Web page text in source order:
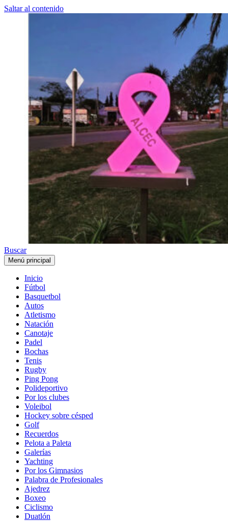
Saltar al contenido
Buscar
Menú principal
Inicio
Fútbol
Basquetbol
Autos
Atletismo
Natación
Canotaje
Padel
Bochas
Tenis
Rugby
Ping Pong
Polideportivo
Por los clubes
Voleibol
Hockey sobre césped
Golf
Recuerdos
Pelota a Paleta
Galerías
Yachting
Por los Gimnasios
Palabra de Profesionales
Ajedrez
Boxeo
Ciclismo
Duatlón